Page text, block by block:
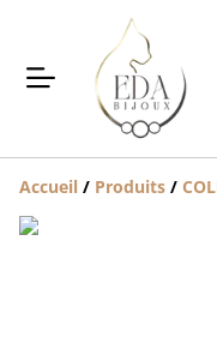
Accueil / Produits /